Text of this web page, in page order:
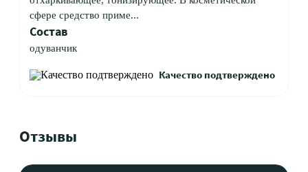
сфере средство приме...
Состав
одуванчик
Качество подтверждено
Отзывы